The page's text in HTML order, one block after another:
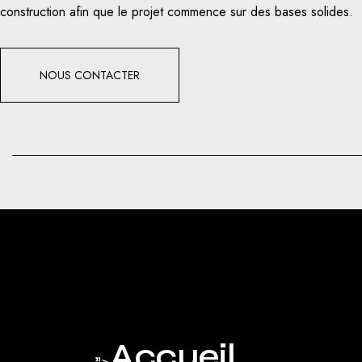
construction afin que le projet commence sur des bases solides.
NOUS CONTACTER